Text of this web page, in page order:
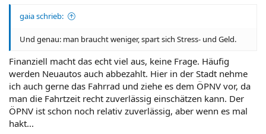
gaia schrieb:
Und genau: man braucht weniger, spart sich Stress- und Geld.
Finanziell macht das echt viel aus, keine Frage. Häufig
werden Neuautos auch abbezahlt. Hier in der Stadt nehme
ich auch gerne das Fahrrad und ziehe es dem ÖPNV vor, da
man die Fahrtzeit recht zuverlässig einschätzen kann. Der
ÖPNV ist schon noch relativ zuverlässig, aber wenn es mal
hakt...